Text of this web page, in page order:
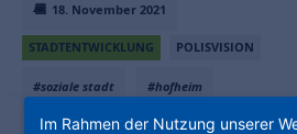
18. November 2021
STADTENTWICKLUNG POLISVISION
#soziale stadt #hofheim
Im Rahmen der Nutzung unserer